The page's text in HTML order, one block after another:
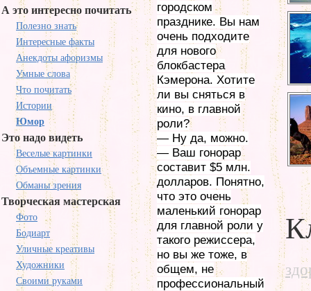
А это интересно почитать
Полезно знать
Интересные факты
Анекдоты афоризмы
Умные слова
Что почитать
Истории
Юмор
Это надо видеть
Веселые картинки
Объемные картинки
Обманы зрения
Творческая мастерская
Фото
Бодиарт
Уличные креативы
Художники
Своими руками
городском
празднике. Вы нам
очень подходите
для нового
блокбастера
Кэмерона. Хотите
ли вы сняться в
кино, в главной
роли?
— Ну да, можно.
— Ваш гонорар
составит $5 млн.
долларов. Понятно,
что это очень
маленький гонорар
для главной роли у
такого режиссера,
но вы же тоже, в
общем, не
профессиональный